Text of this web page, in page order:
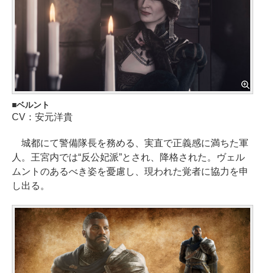
ベルント
CV：安元洋貴
城都にて警備隊長を務める、実直で正義感に満ちた軍
人。王宮内では“反公妃派”とされ、降格された。ヴェル
ムントのあるべき姿を憂慮し、現われた覚者に協力を申
し出る。